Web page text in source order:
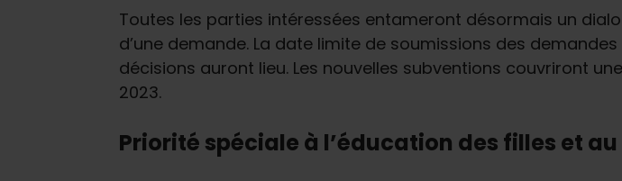
Toutes les parties intéressées entameront désormais un
d’une demande. La date limite de soumissions des
décisions auront lieu. Les nouvelles subventions couvriront
2023.
Priorité spéciale à l’éducation des filles et